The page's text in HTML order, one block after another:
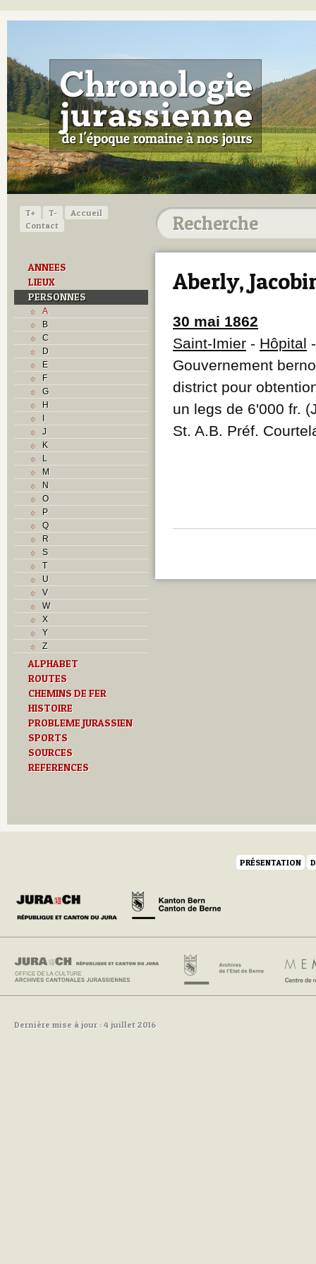
T+ T-
Accueil
Contact
ANNEES
LIEUX
PERSONNES
A
B
C
D
E
F
G
H
I
J
K
L
M
N
O
P
Q
R
S
T
U
V
W
X
Y
Z
ALPHABET
ROUTES
CHEMINS DE FER
HISTOIRE
PROBLEME JURASSIEN
SPORTS
SOURCES
REFERENCES
Aberly,
30 mai 1862
Saint-Imier - Hôpital
Gouvernement
district pour
un legs de 6'000 fr.
St. A.B. Préf.
PRÉSENTATION
Dernière mise à jour : 4 juillet 2016